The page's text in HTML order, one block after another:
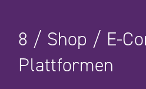
8 / Shop / E-
Plattformen